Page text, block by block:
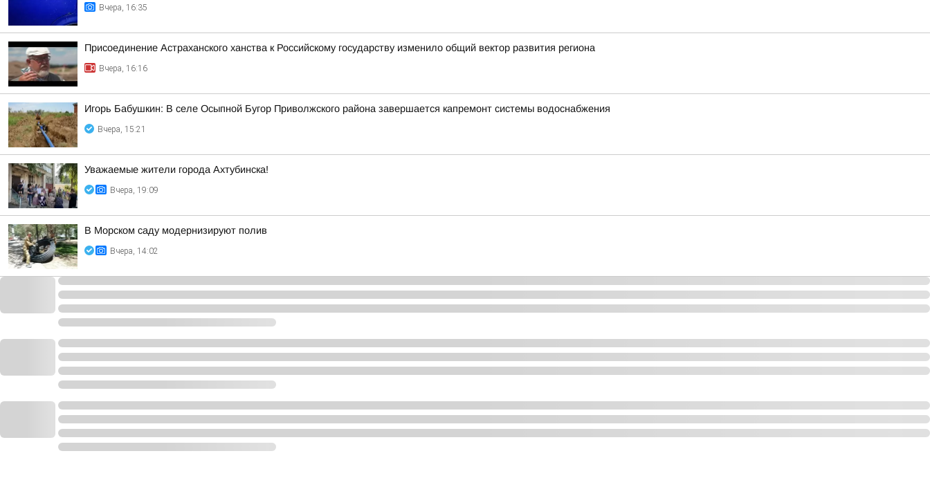
Вчера, 16:35
Присоединение Астраханского ханства к Российскому государству изменило общий вектор развития региона
Вчера, 16:16
Игорь Бабушкин: В селе Осыпной Бугор Приволжского района завершается капремонт системы водоснабжения
Вчера, 15:21
Уважаемые жители города Ахтубинска!
Вчера, 19:09
В Морском саду модернизируют полив
Вчера, 14:02